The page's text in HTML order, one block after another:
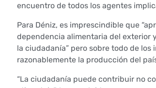
í
P
o
encuentro de todos los agentes
Para Déniz, es imprescindible que
dependencia alimentaria del exterior
la ciudadanía” pero sobre todo de
razonablemente la producción del
“La ciudadanía puede contribuir no